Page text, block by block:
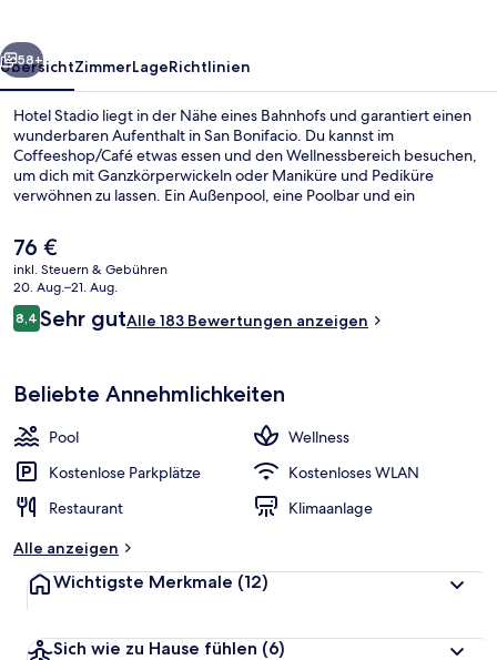
Weiter
58+
ÜbersichtZimmerLageRichtlinien
Hotel Stadio liegt in der Nähe eines Bahnhofs und garantiert einen
wunderbaren Aufenthalt in San Bonifacio. Du kannst im
Coffeeshop/Café etwas essen und den Wellnessbereich besuchen,
um dich mit Ganzkörperwickeln oder Maniküre und Pediküre
verwöhnen zu lassen. Ein Außenpool, eine Poolbar und ein
Der
aktuelle
Preis
beträgt
76 €.
76 €
inkl. Steuern & Gebühren
20. Aug.–21. Aug.
Bewertungen
8,48,4 von 10.
Sehr gutAlle 183 Bewertungen anzeigen
Beliebte Annehmlichkeiten
Pool
Wellness
Kostenlose Parkplätze
Kostenloses WLAN
Restaurant
Klimaanlage
Alle anzeigen
Wichtigste Merkmale (12)
Sich wie zu Hause fühlen (6)